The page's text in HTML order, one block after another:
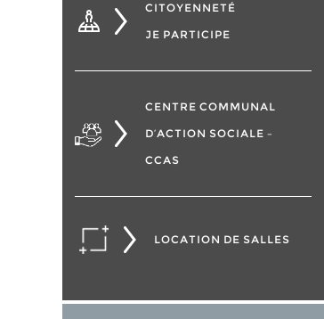
CITOYENNETÉ
JE PARTICIPE
CENTRE COMMUNAL
D’ACTION SOCIALE –
CCAS
LOCATION DE SALLES